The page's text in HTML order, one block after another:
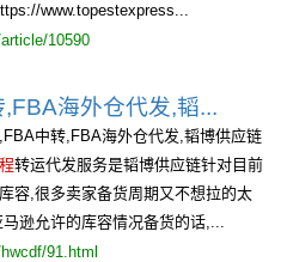
www.topestexpress...
10590
海外仓代发,韬...
中转,FBA海外仓代发,韬博供应链
转运代发服务是韬博供应链针对目前
容,很多卖家备货周期又不想拉的太
逊允许的库容情况备货的话,...
91.html